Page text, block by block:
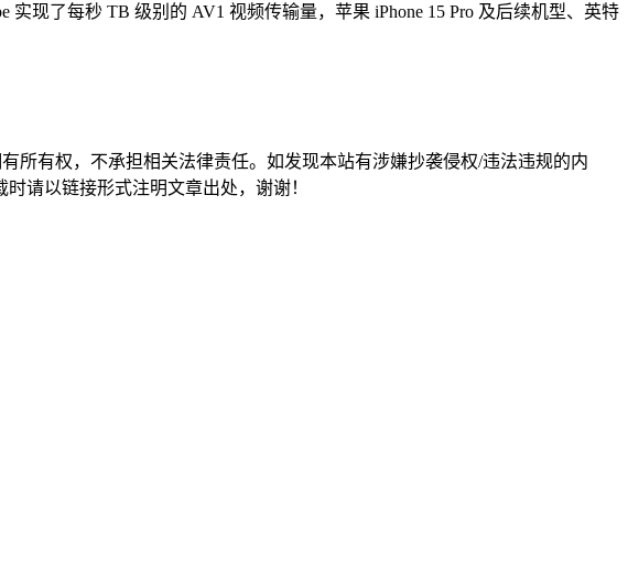
现了每秒 TB 级别的 AV1 视频传输量，苹果 iPhone 15 Pro 及后续机型、英特
所有权，不承担相关法律责任。如发现本站有涉嫌抄袭侵权/违法违规的内
请以链接形式注明文章出处，谢谢！